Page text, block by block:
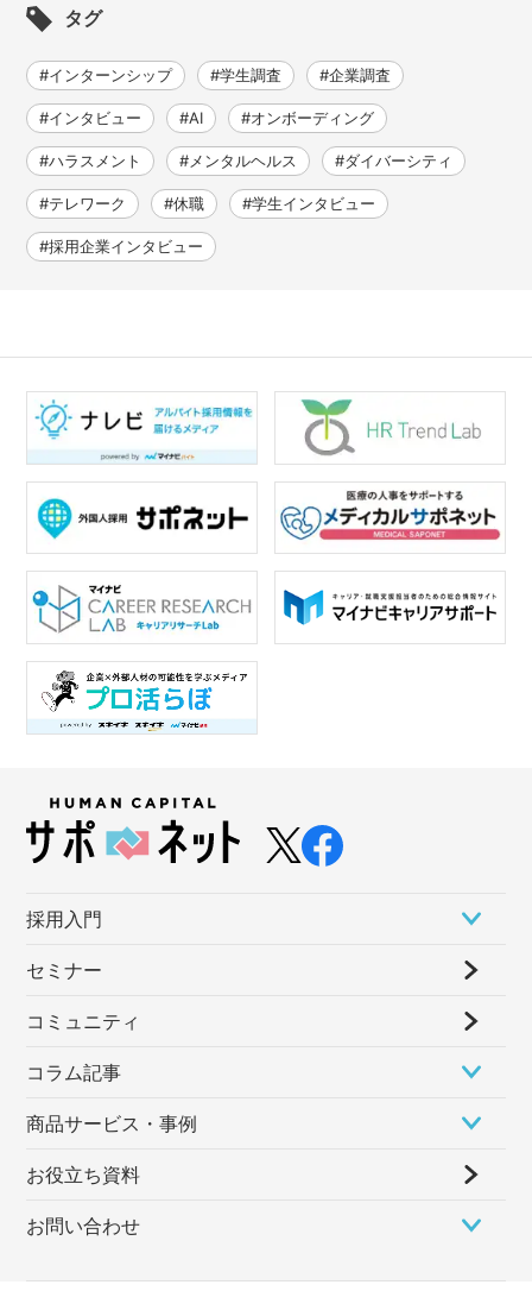
タグ
#インターンシップ #学生調査 #企業調査
#インタビュー #AI #オンボーディング
#ハラスメント #メンタルヘルス #ダイバーシティ
#テレワーク #休職 #学生インタビュー
#採用企業インタビュー
採⽤⼊⾨
セミナー
コミュニティ
コラム記事
商品サービス・事例
お役立ち資料
お問い合わせ